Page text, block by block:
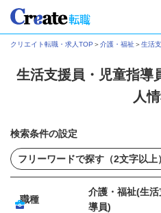
クリエイト転職・求人TOP ＞介護・福祉＞生活
生活支援員・児童指導
人
検索条件の設定
職種
介護・福祉(生
導員)